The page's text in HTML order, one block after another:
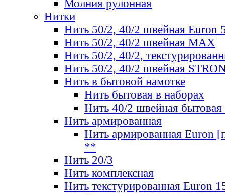
Молния рулонная
Нитки
Нить 50/2, 40/2 швейная Euron
Нить 50/2, 40/2 швейная МАХ
Нить 50/2, 40/2,
Нить 50/2, 40/2 швейная
Нить в бытовой намотке
Нить бытовая в наборах
Нить 40/2 швейная бытовая
Нить армированная
Нить армированная Euron
**
Нить 20/3
Нить комплексная
Нить текстурированная Euron